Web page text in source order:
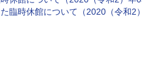
臨時休館について（2020（令和2